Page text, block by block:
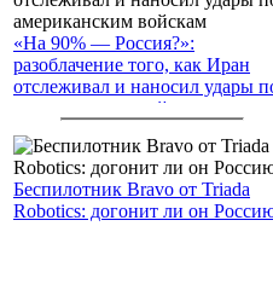
«На 90% — Россия?»:
разоблачение того, как Иран
отслеживал и наносил удары
американским войскам
Беспилотник Bravo от Triada
Robotics: догонит ли он